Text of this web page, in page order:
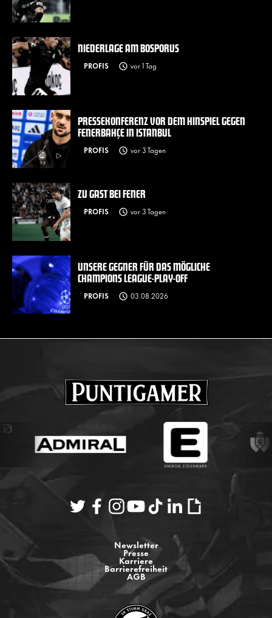
NIEDERLAGE AM BOSPORUS
PROFIS vor 1 Tag
PRESSEKONFERENZ VOR DEM HINSPIEL GEGEN
FENERBAHÇE IN ISTANBUL
PROFIS vor 3 Tagen
ZU GAST BEI FENER
PROFIS vor 3 Tagen
UNSERE GEGNER FÜR DAS MÖGLICHE
CHAMPIONS LEAGUE-PLAY-OFF
PROFIS 03.08.2026
Newsletter
Presse
Karriere
Barrierefreiheit
AGB